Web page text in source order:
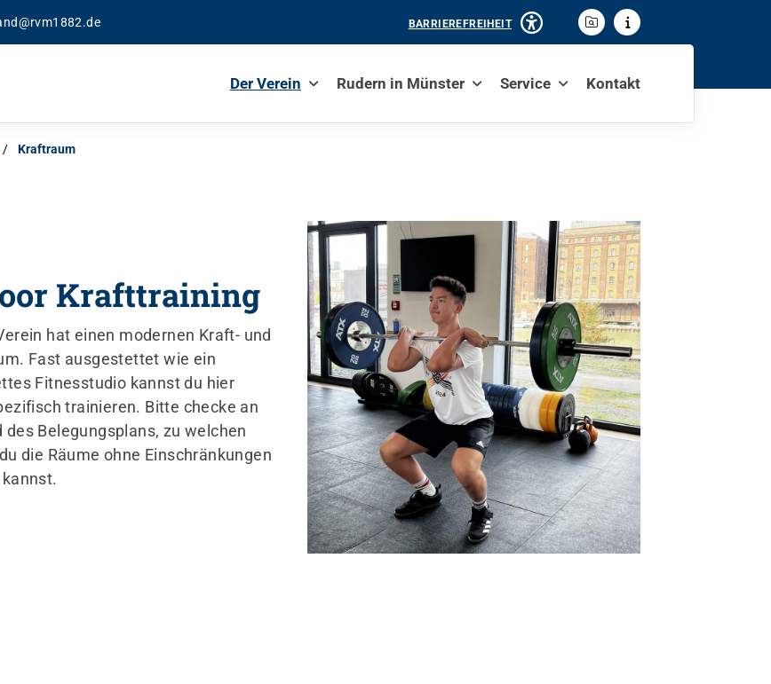
BARRIEREFREIHEIT
Der Verein Rudern in Münster Service Kontakt
Kraftraum
Krafttraining
hat einen modernen Kraft- und
Fast ausgestettet wie ein
Fitnesstudio kannst du hier
trainieren. Bitte checke an
des Belegungsplans, zu welchen
die Räume ohne Einschränkungen
Ansprechpersonen
Rudern in Münster
Kooperationen
Mitglied werden